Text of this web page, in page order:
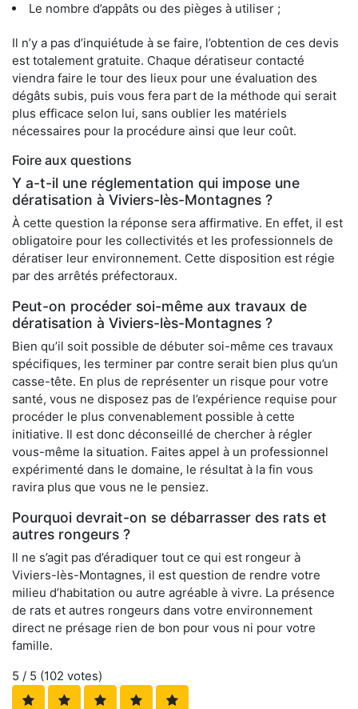
Le nombre d’appâts ou des pièges à utiliser ;
Il n’y a pas d’inquiétude à se faire, l’obtention de ces devis
est totalement gratuite. Chaque dératiseur contacté
viendra faire le tour des lieux pour une évaluation des
dégâts subis, puis vous fera part de la méthode qui serait
plus efficace selon lui, sans oublier les matériels
nécessaires pour la procédure ainsi que leur coût.
Foire aux questions
Y a-t-il une réglementation qui impose une
dératisation à Viviers-lès-Montagnes ?
À cette question la réponse sera affirmative. En effet, il est
obligatoire pour les collectivités et les professionnels de
dératiser leur environnement. Cette disposition est régie
par des arrêtés préfectoraux.
Peut-on procéder soi-même aux travaux de
dératisation à Viviers-lès-Montagnes ?
Bien qu’il soit possible de débuter soi-même ces travaux
spécifiques, les terminer par contre serait bien plus qu’un
casse-tête. En plus de représenter un risque pour votre
santé, vous ne disposez pas de l’expérience requise pour
procéder le plus convenablement possible à cette
initiative. Il est donc déconseillé de chercher à régler
vous-même la situation. Faites appel à un professionnel
expérimenté dans le domaine, le résultat à la fin vous
ravira plus que vous ne le pensiez.
Pourquoi devrait-on se débarrasser des rats et
autres rongeurs ?
Il ne s’agit pas d’éradiquer tout ce qui est rongeur à
Viviers-lès-Montagnes, il est question de rendre votre
milieu d’habitation ou autre agréable à vivre. La présence
de rats et autres rongeurs dans votre environnement
direct ne présage rien de bon pour vous ni pour votre
famille.
5 / 5 (102 votes)